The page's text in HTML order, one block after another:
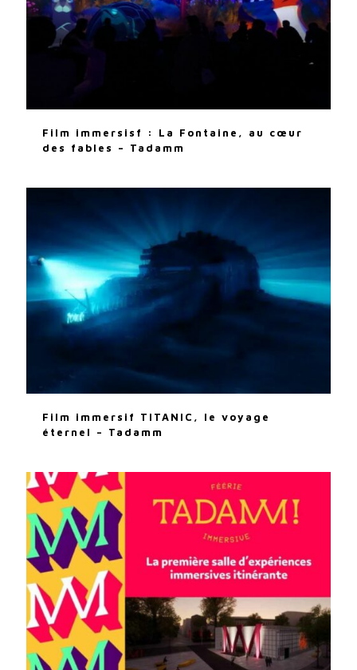
Film immersisf : La Fontaine, au cœur
des fables – Tadamm
Film immersif TITANIC, le voyage
éternel – Tadamm